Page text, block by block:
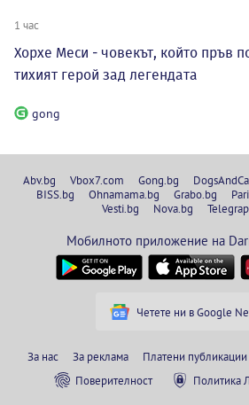
1 час
Хорхе Меси - човекът, който пръв
тихият герой зад легендата
gong
Abv.bg Vbox7.com Gong.bg
BISS.bg
Ohnamama.bg Grabo.bg
Vesti.bg
Nova.bg
Мобилното приложение на
Четете ни в Google
За нас За реклама Платени публикации
Поверителност
Политика